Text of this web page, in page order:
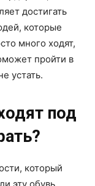
достигать
которые
много ходят,
пройти в
устать.
под
который